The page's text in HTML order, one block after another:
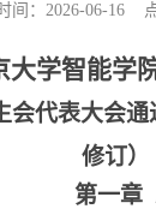
间：2026-06-16 点
大学智能学
会代表大会通
修订）
第一章